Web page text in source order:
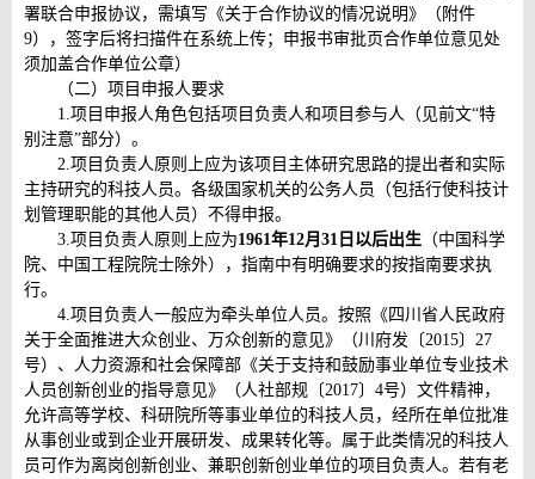
署联合申报协议，需填写《关于合作协议的情况说明》（附件
9），签字后将扫描件在系统上传；申报书审批页合作单位意见处
须加盖合作单位公章）
（二）项目申报人要求
1.项目申报人角色包括项目负责人和项目参与人（见前文“特
别注意”部分）。
2.项目负责人原则上应为该项目主体研究思路的提出者和实际
主持研究的科技人员。各级国家机关的公务人员（包括行使科技计
划管理职能的其他人员）不得申报。
3.项目负责人原则上应为1961年12月31日以后出生 （中国科学
院、中国工程院院士除外），指南中有明确要求的按指南要求执
行。
4.项目负责人一般应为牵头单位人员。按照《四川省人民政府
关于全面推进大众创业、万众创新的意见》（川府发〔2015〕27
号）、人力资源和社会保障部《关于支持和鼓励事业单位专业技术
人员创新创业的指导意见》（人社部规〔2017〕4号）文件精神，
允许高等学校、科研院所等事业单位的科技人员，经所在单位批准
从事创业或到企业开展研发、成果转化等。属于此类情况的科技人
员可作为离岗创新创业、兼职创新创业单位的项目负责人。若有老